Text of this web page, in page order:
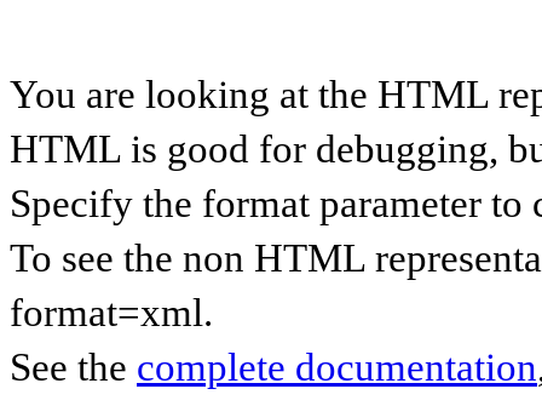
You are looking at the HTML
HTML is good for debugging,
Specify the format parameter to
To see the non HTML
format=xml.
See the complete documentation